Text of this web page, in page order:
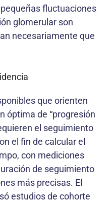
fluctuaciones
glomerular son
necesariamente que
que orienten
óptima de “progresión
el seguimiento
el fin de calcular el
con mediciones
de seguimiento
más precisas. El
estudios de cohorte